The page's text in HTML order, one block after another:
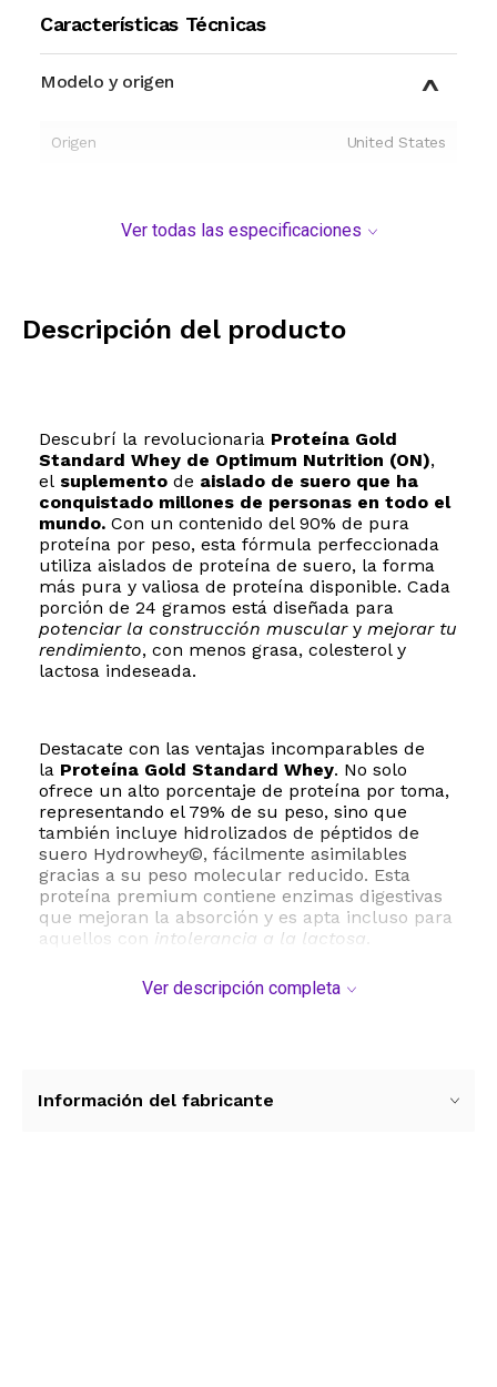
Características Técnicas
Modelo y origen
Origen United States
Ver todas las especificaciones
Descripción del producto
Descubrí la revolucionaria Proteína Gold
Standard Whey de Optimum Nutrition (ON),
el suplemento de aislado de suero que ha
conquistado millones de personas en todo el
mundo. Con un contenido del 90% de pura
proteína por peso, esta fórmula perfeccionada
utiliza aislados de proteína de suero, la forma
más pura y valiosa de proteína disponible. Cada
porción de 24 gramos está diseñada para
potenciar la construcción musculary mejorar tu
rendimiento, con menos grasa, colesterol y
lactosa indeseada.
Destacate con las ventajas incomparables de
la Proteína Gold Standard Whey. No solo
ofrece un alto porcentaje de proteína por toma,
representando el 79% de su peso, sino que
también incluye hidrolizados de péptidos de
suero Hydrowhey©, fácilmente asimilables
gracias a su peso molecular reducido. Esta
proteína premium contiene enzimas digestivas
que mejoran la absorción y es apta incluso para
aquellos con intolerancia a la lactosa
instantánea y una mezcla sencilla con una
cuchara o pocas agitaciones!
Wheyestá repleto de microfracciones de
Ver descripción completa
Información del fabricante